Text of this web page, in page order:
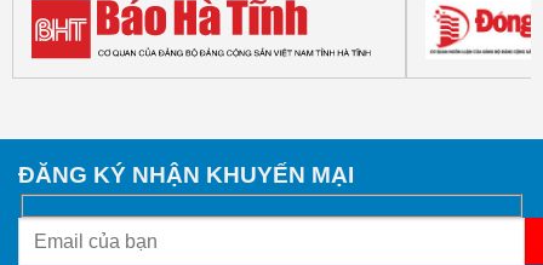
ĐĂNG KÝ NHẬN KHUYẾN MẠI